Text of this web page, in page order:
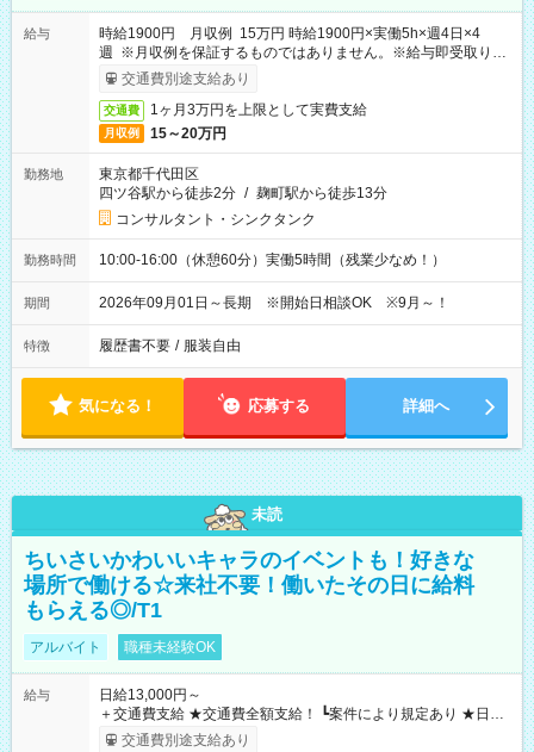
給与
時給1900円 月収例 15万円 時給1900円×実働5h×週4日×4
週 ※月収例を保証するものではありません。※給与即受取りサ
ービス利用可（利用条件有）
交通費別途支給あり
交通費 1ヶ月3万円を上限として実費支給
月収例 15～20万円
勤務地
東京都千代田区
四ツ谷駅から徒歩2分 / 麹町駅から徒歩13分
コンサルタント・シンクタンク
勤務時間 10:00-16:00（休憩60分）実働5時間（残業少なめ！）
期間 2026年09月01日～長期 ※開始日相談OK ※9月～！
特徴 履歴書不要 / 服装自由
気になる！ 応募する 詳細へ
未読
ちいさいかわいいキャラのイベントも！好きな
場所で働ける☆来社不要！働いたその日に給料
もらえる◎/T1
アルバイト 職種未経験OK
給与
日給13,000円～
＋交通費支給 ★交通費全額支給！ ┗案件により規定あり ★日払
いOK！（規定あり） ┗働いたその日に現金GET♪ お仕事後はコ
交通費別途支給あり